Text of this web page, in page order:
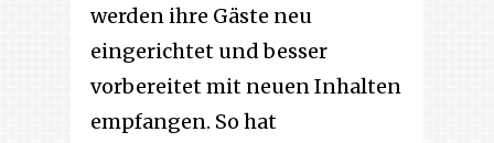
werden ihre Gäste neu
eingerichtet und besser
vorbereitet mit neuen Inhalten
empfangen. So hat